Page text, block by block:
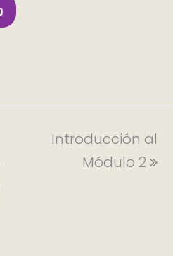
Introducción al
Módulo 2